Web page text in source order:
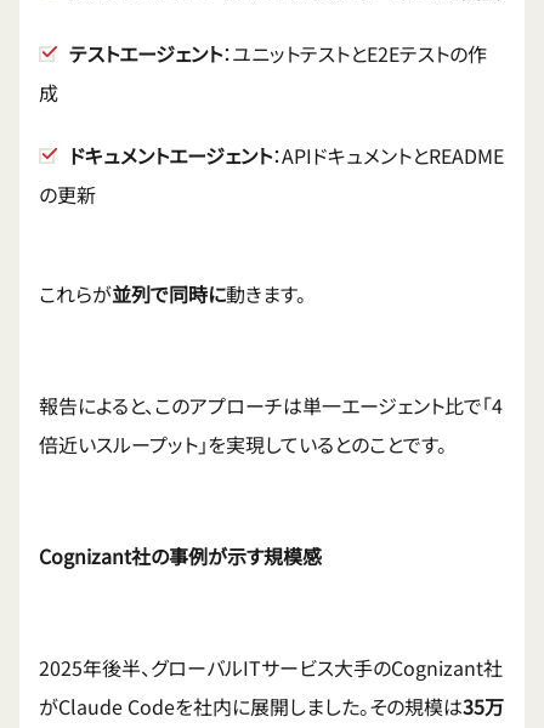
テストエージェント：ユニットテストとE2Eテストの作
成
ドキュメントエージェント：APIドキュメントとREADME
の更新
これらが並列で同時に動きます。
報告によると、このアプローチは単一エージェント比で「4
倍近いスループット」を実現しているとのことです。
Cognizant社の事例が示す規模感
2025年後半、グローバルITサービス大手のCognizant社
がClaude Codeを社内に展開しました。その規模は35万